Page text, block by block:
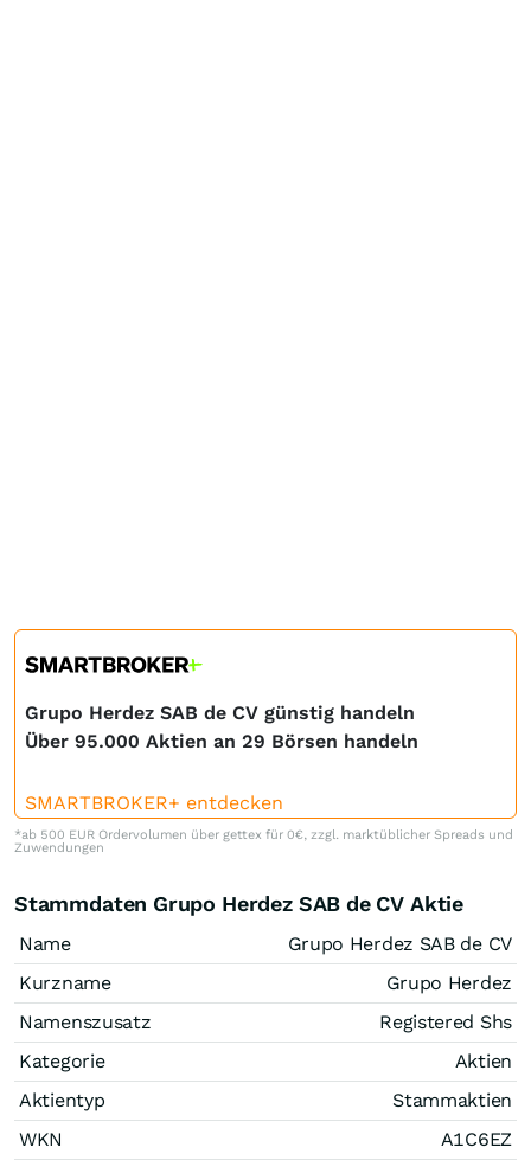
Grupo Herdez SAB de CV günstig handeln
Über 95.000 Aktien an 29 Börsen handeln
SMARTBROKER+ entdecken
*ab 500 EUR Ordervolumen über gettex für 0€, zzgl. marktüblicher Spreads und
Zuwendungen
Stammdaten Grupo Herdez SAB de CV Aktie
Name
Grupo Herdez SAB de CV
Kurzname
Grupo Herdez
Namenszusatz
Registered Shs
Kategorie
Aktien
Aktientyp
Stammaktien
WKN
A1C6EZ